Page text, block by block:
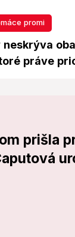
promi
neskrýva
práve
prišla